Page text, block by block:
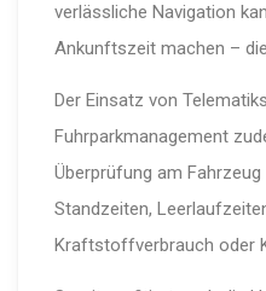
verlässliche Navigation
Ankunftszeit machen –
Der Einsatz von
Fuhrparkmanagement
Überprüfung am
Standzeiten,
Kraftstoffverbrauch oder